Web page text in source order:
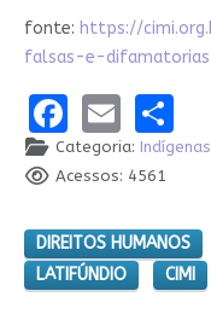
fonte: https://
falsas-e-
Email
Categoria: Indígenas
Acessos: 4561
DIREITOS HUMANOS
LATIFÚNDIO
CIMI